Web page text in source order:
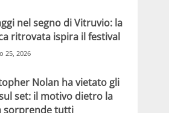
nel segno di Vitruvio: la
ritrovata ispira il festival
25, 2026
Nolan ha vietato gli
set: il motivo dietro la
sorprende tutti